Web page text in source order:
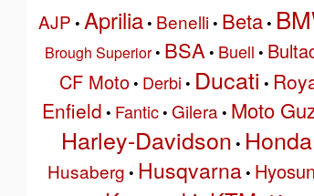
AJP • Aprilia• Benelli• Beta•
Brough Superior• BSA • Buell •
CF Moto• Derbi • Ducati •
Enfield • Fantic• Gilera • Moto
Harley-Davidson • Honda
Husaberg • Husqvarna•